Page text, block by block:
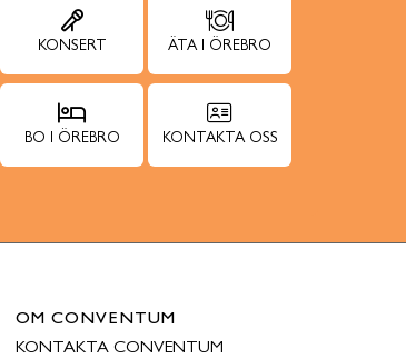
KONSERT ÄTA I ÖREBRO
BO I ÖREBRO KONTAKTA OSS
OM CONVENTUM
KONTAKTA CONVENTUM